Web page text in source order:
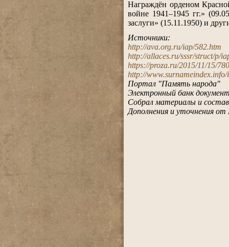
Награждён орденом
войне 1941–1945 гг.»
заслуги» (15.11.1950) и
Источники:
http://ava.org.ru/iap/582.htm
http://allaces.ru/sssr/struct/p/
https://proza.ru/2015/11/15/780
http://
Портал "Память народа"
Электронный банк
Собрал материалы и
Дополнения и уточнения от